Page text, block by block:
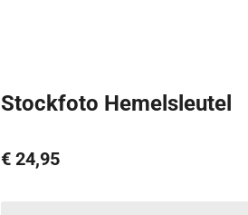
Stockfoto Hemelsleutel
€ 24,95